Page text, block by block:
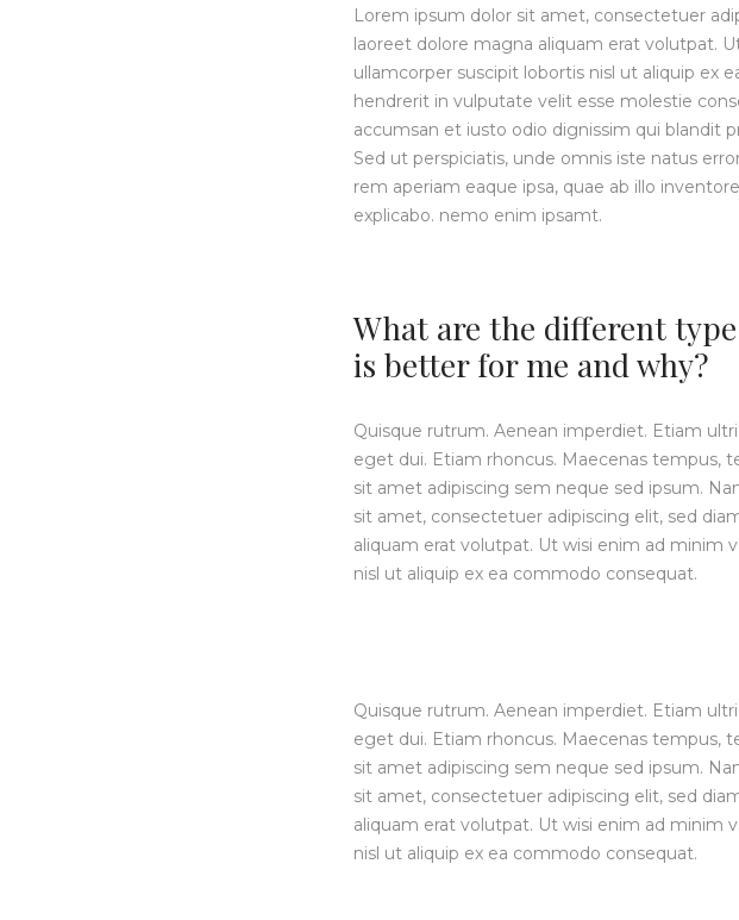
Lorem ipsum dolor sit amet, consectetuer
laoreet dolore magna aliquam erat volutpat.
ullamcorper suscipit lobortis nisl ut aliquip ex
hendrerit in vulputate velit esse molestie
accumsan et iusto odio dignissim qui blandit
Sed ut perspiciatis, unde omnis iste natus
rem aperiam eaque ipsa, quae ab illo
explicabo. nemo enim ipsamt.
What are the different
is better for me and why?
Quisque rutrum. Aenean imperdiet. Etiam
eget dui. Etiam rhoncus. Maecenas tempus,
sit amet adipiscing sem neque sed ipsum.
sit amet, consectetuer adipiscing elit, sed
aliquam erat volutpat. Ut wisi enim ad minim
nisl ut aliquip ex ea commodo consequat.
Quisque rutrum. Aenean imperdiet. Etiam
eget dui. Etiam rhoncus. Maecenas tempus,
sit amet adipiscing sem neque sed ipsum.
sit amet, consectetuer adipiscing elit, sed
aliquam erat volutpat. Ut wisi enim ad minim
nisl ut aliquip ex ea commodo consequat.